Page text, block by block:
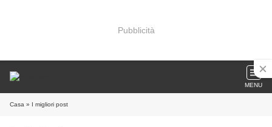
Pubblicità
MENU
Casa » I migliori post